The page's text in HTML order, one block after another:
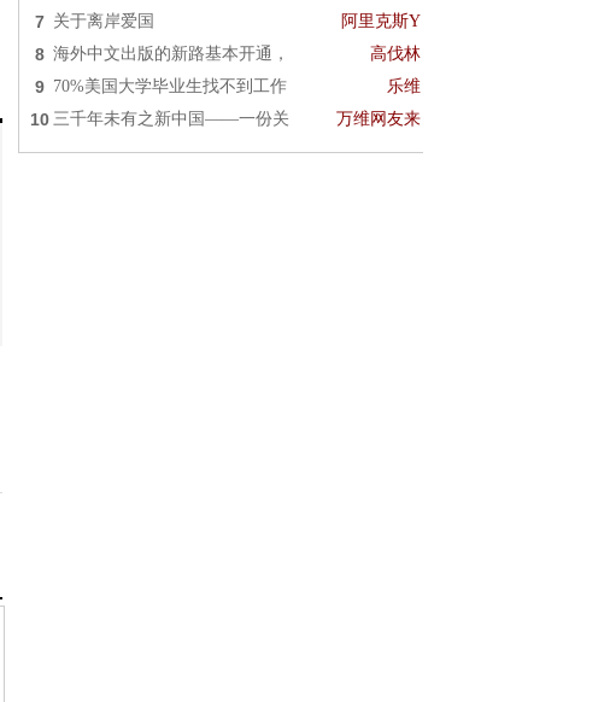
7 关于离岸爱国 阿里克斯Y
8 海外中文出版的新路基本开通， 高伐林
9 70%美国大学毕业生找不到工作 乐维
10 三千年未有之新中国——一份关 万维网友来